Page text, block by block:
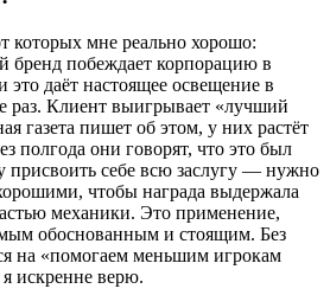
которых мне реально хорошо:
бренд побеждает корпорацию в
даёт настоящее освещение в
раз. Клиент выигрывает «лучший
газета пишет об этом, у них растёт
полгода они говорят, что это был
присвоить себе всю заслугу — нужно
чтобы награда выдержала
механики. Это применение,
обоснованным и стоящим. Без
на «помогаем меньшим игрокам
искренне верю.